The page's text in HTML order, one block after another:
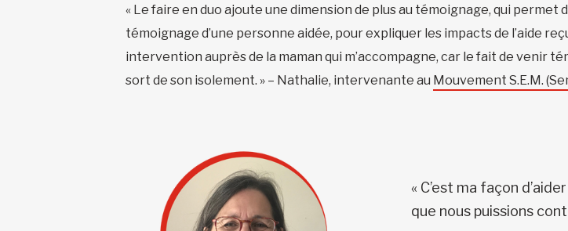
« Le faire en duo ajoute une dimension de plus au témoignage, qui permet
témoignage d’une personne aidée, pour expliquer les impacts de l’aide
intervention auprès de la maman qui m’accompagne, car le fait de venir
sort de son isolement. » – Nathalie, intervenante au Mouvement S.E.M.
« C’est ma façon
que nous puissions